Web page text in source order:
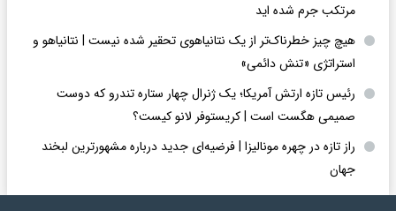
مرتکب جرم شده اید
هیچ چیز خطرناک‌تر از یک نتانیاهوی تحقیر شده نیست | نتانیاهو و
استراتژی «تنش دائمی»
رئیس تازه ارتش آمریکا؛ یک ژنرال چهار ستاره تندرو که دوست
صمیمی هگست است | کریستوفر لانو کیست؟
راز تازه در چهره مونالیزا | فرضیه‌ای جدید درباره مشهورترین لبخند
جهان